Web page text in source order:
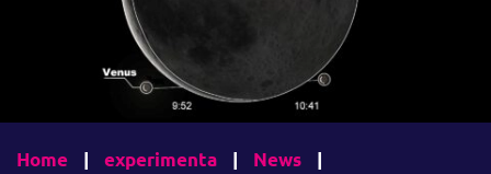
Home | experimenta | News
|